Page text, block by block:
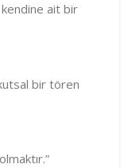
kendine ait bir
bir tören